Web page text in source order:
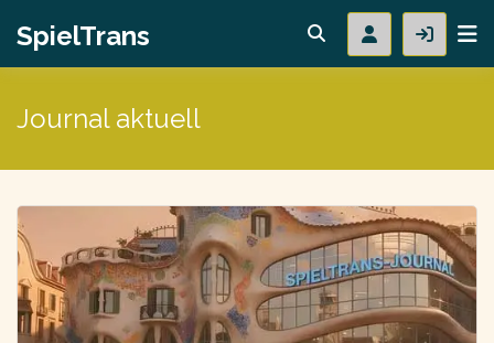
SpielTrans
Journal aktuell